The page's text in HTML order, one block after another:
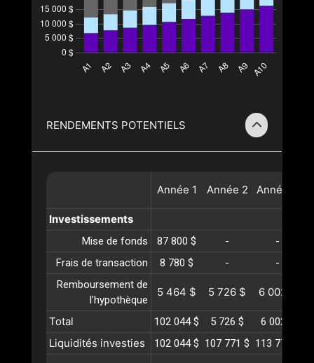
RENDEMENTS POTENTIELS
Année 1 Année 2 Année
Investissements
Mise de fonds 87 800 $ -
-
Frais de transaction
8 780 $ -
-
Remboursement de
l’hypothèque
5 464 $ 5 726 $ 6 002 $
Total 102 044 $ 5 726 $ 6 002 $
Liquidités investies 102 044 $ 107 771 $ 113 773 $